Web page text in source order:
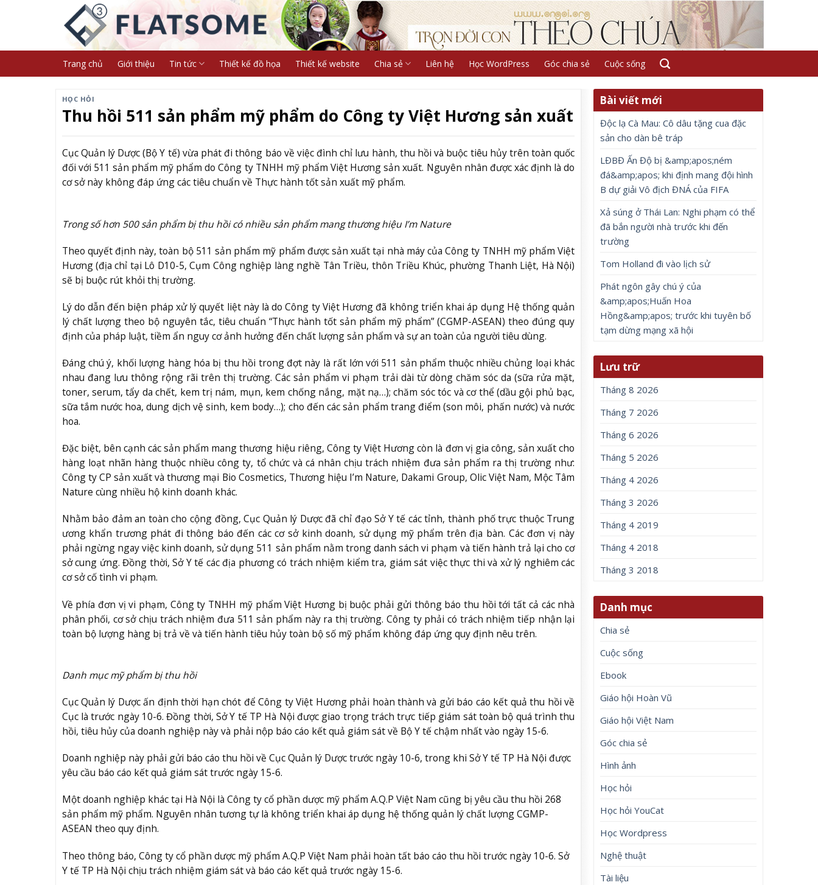
Trang chủ Giới thiệu Tin tức Thiết kế đồ họa Thiết kế website Chia sẻ Liên hệ Học WordPress Góc chia sẻ Cuộc sống
HỌC HỎI
Thu hồi 511 sản phẩm mỹ phẩm do Công ty Việt Hương sản xuất
Cục Quản lý Dược (Bộ Y tế) vừa phát đi thông báo về việc đình chỉ lưu hành, thu hồi và buộc tiêu hủy trên toàn quốc
đối với 511 sản phẩm mỹ phẩm do Công ty TNHH mỹ phẩm Việt Hương sản xuất. Nguyên nhân được xác định là do
cơ sở này không đáp ứng các tiêu chuẩn về Thực hành tốt sản xuất mỹ phẩm.
Trong số hơn 500 sản phẩm bị thu hồi có nhiều sản phẩm mang thương hiệu I’m Nature
Theo quyết định này, toàn bộ 511 sản phẩm mỹ phẩm được sản xuất tại nhà máy của Công ty TNHH mỹ phẩm Việt
Hương (địa chỉ tại Lô D10-5, Cụm Công nghiệp làng nghề Tân Triều, thôn Triều Khúc, phường Thanh Liệt, Hà Nội)
sẽ bị buộc rút khỏi thị trường.
Lý do dẫn đến biện pháp xử lý quyết liệt này là do Công ty Việt Hương đã không triển khai áp dụng Hệ thống quản
lý chất lượng theo bộ nguyên tắc, tiêu chuẩn “Thực hành tốt sản phẩm mỹ phẩm” (CGMP-ASEAN) theo đúng quy
định của pháp luật, tiềm ẩn nguy cơ ảnh hưởng đến chất lượng sản phẩm và sự an toàn của người tiêu dùng.
Đáng chú ý, khối lượng hàng hóa bị thu hồi trong đợt này là rất lớn với 511 sản phẩm thuộc nhiều chủng loại khác
nhau đang lưu thông rộng rãi trên thị trường. Các sản phẩm vi phạm trải dài từ dòng chăm sóc da (sữa rửa mặt,
toner, serum, tẩy da chết, kem trị nám, mụn, kem chống nắng, mặt nạ…); chăm sóc tóc và cơ thể (dầu gội phủ bạc,
sữa tắm nước hoa, dung dịch vệ sinh, kem body…); cho đến các sản phẩm trang điểm (son môi, phấn nước) và nước
hoa.
Đặc biệt, bên cạnh các sản phẩm mang thương hiệu riêng, Công ty Việt Hương còn là đơn vị gia công, sản xuất cho
hàng loạt nhãn hàng thuộc nhiều công ty, tổ chức và cá nhân chịu trách nhiệm đưa sản phẩm ra thị trường như:
Công ty CP sản xuất và thương mại Bio Cosmetics, Thương hiệu I’m Nature, Dakami Group, Olic Việt Nam, Mộc Tâm
Nature cùng nhiều hộ kinh doanh khác.
Nhằm bảo đảm an toàn cho cộng đồng, Cục Quản lý Dược đã chỉ đạo Sở Y tế các tỉnh, thành phố trực thuộc Trung
ương khẩn trương phát đi thông báo đến các cơ sở kinh doanh, sử dụng mỹ phẩm trên địa bàn. Các đơn vị này
phải ngừng ngay việc kinh doanh, sử dụng 511 sản phẩm nằm trong danh sách vi phạm và tiến hành trả lại cho cơ
sở cung ứng. Đồng thời, Sở Y tế các địa phương có trách nhiệm kiểm tra, giám sát việc thực thi và xử lý nghiêm các
cơ sở cố tình vi phạm.
Về phía đơn vị vi phạm, Công ty TNHH mỹ phẩm Việt Hương bị buộc phải gửi thông báo thu hồi tới tất cả các nhà
phân phối, cơ sở chịu trách nhiệm đưa 511 sản phẩm này ra thị trường. Công ty phải có trách nhiệm tiếp nhận lại
toàn bộ lượng hàng bị trả về và tiến hành tiêu hủy toàn bộ số mỹ phẩm không đáp ứng quy định nêu trên.
Danh mục mỹ phẩm bị thu hồi
Cục Quản lý Dược ấn định thời hạn chót để Công ty Việt Hương phải hoàn thành và gửi báo cáo kết quả thu hồi về
Cục là trước ngày 10-6. Đồng thời, Sở Y tế TP Hà Nội được giao trọng trách trực tiếp giám sát toàn bộ quá trình thu
hồi, tiêu hủy của doanh nghiệp này và phải nộp báo cáo kết quả giám sát về Bộ Y tế chậm nhất vào ngày 15-6.
Doanh nghiệp này phải gửi báo cáo thu hồi về Cục Quản lý Dược trước ngày 10-6, trong khi Sở Y tế TP Hà Nội được
yêu cầu báo cáo kết quả giám sát trước ngày 15-6.
Một doanh nghiệp khác tại Hà Nội là Công ty cổ phần dược mỹ phẩm A.Q.P Việt Nam cũng bị yêu cầu thu hồi 268
sản phẩm mỹ phẩm. Nguyên nhân tương tự là không triển khai áp dụng hệ thống quản lý chất lượng CGMP-
ASEAN theo quy định.
Theo thông báo, Công ty cổ phần dược mỹ phẩm A.Q.P Việt Nam phải hoàn tất báo cáo thu hồi trước ngày 10-6. Sở
Y tế TP Hà Nội chịu trách nhiệm giám sát và báo cáo kết quả trước ngày 15-6.
Bài viết mới
Độc lạ Cà Mau: Cô dâu tặng cua đặc
sản cho dàn bê tráp
LĐBĐ Ấn Độ bị &amp;apos;ném
đá&amp;apos; khi định mang đội hình
B dự giải Vô địch ĐNÁ của FIFA
Xả súng ở Thái Lan: Nghi phạm có thể
đã bắn người nhà trước khi đến
trường
Tom Holland đi vào lịch sử
Phát ngôn gây chú ý của
&amp;apos;Huấn Hoa
Hồng&amp;apos; trước khi tuyên bố
tạm dừng mạng xã hội
Lưu trữ
Tháng 8 2026
Tháng 7 2026
Tháng 6 2026
Tháng 5 2026
Tháng 4 2026
Tháng 3 2026
Tháng 4 2019
Tháng 4 2018
Tháng 3 2018
Danh mục
Chia sẻ
Cuộc sống
Ebook
Giáo hội Hoàn Vũ
Giáo hội Việt Nam
Góc chia sẻ
Hình ảnh
Học hỏi
Học hỏi YouCat
Học Wordpress
Nghệ thuật
Tài liệu